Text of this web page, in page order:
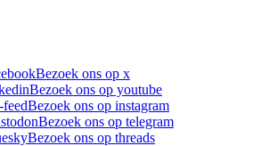
Bezoek ons op x
Bezoek ons op youtube
Bezoek ons op instagram
Bezoek ons op telegram
Bezoek ons op threads